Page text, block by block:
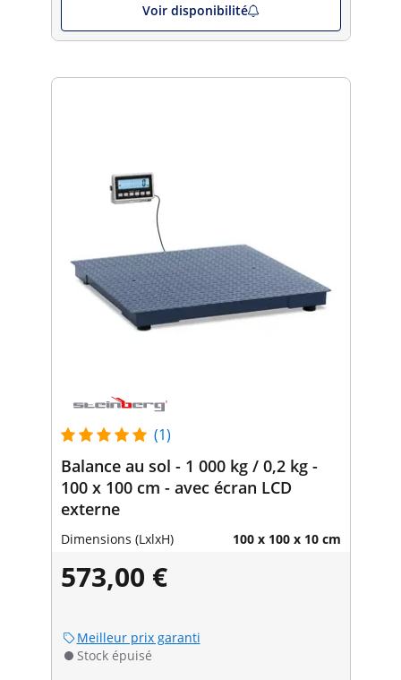
Voir disponibilité
(1)
Balance au sol - 1 000 kg / 0,2 kg -
100 x 100 cm - avec écran LCD
externe
Dimensions (LxlxH) 100 x 100 x 10 cm
573,00 €
Meilleur prix garanti
Stock épuisé